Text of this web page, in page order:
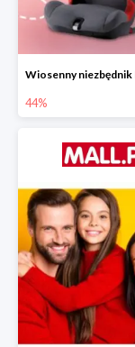
44%